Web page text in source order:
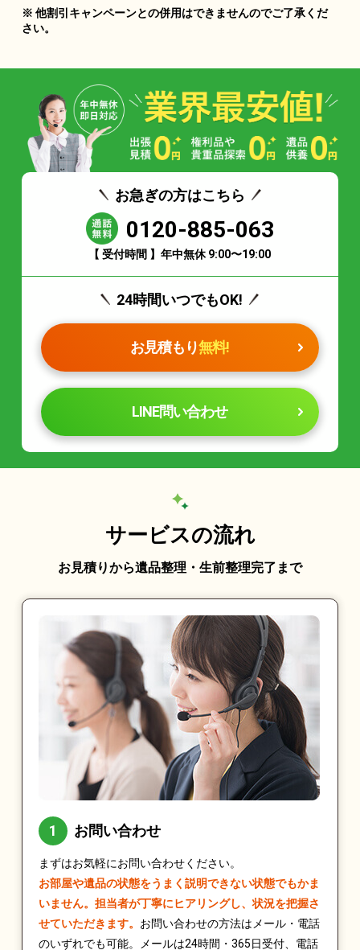
※ 他割引キャンペーンとの併用はできませんのでご了承くだ
さい。
お急ぎの方はこちら
0120-885-063
【 受付時間 】年中無休 9:00〜19:00
24時間いつでもOK!
お見積もり無料!
LINE問い合わせ
サービスの流れ
お見積りから遺品整理・生前整理完了まで
お問い合わせ
まずはお気軽にお問い合わせください。
お部屋や遺品の状態をうまく説明できない状態でもかま
いません。担当者が丁寧にヒアリングし、状況を把握さ
せていただきます。 お問い合わせの方法はメール・電話
のいずれでも可能。メールは24時間・365日受付、電話